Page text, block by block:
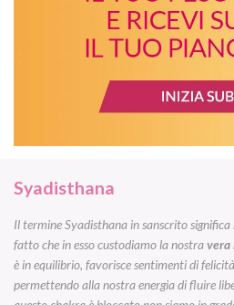
Syadisthana
Il termine Syadisthana in sanscrito significa
fatto che in esso custodiamo la nostravera
è in equilibrio, favorisce sentimenti di
permettendo alla nostra energia di fluire